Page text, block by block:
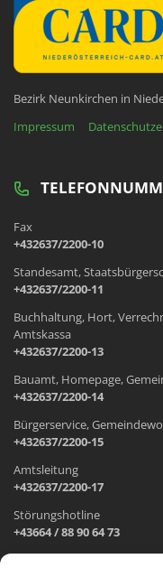
Bezirk Neunkirchen in
Impressum
Fax
+432637/2200-10
Standesamt,
+432637/2200-11
Buchhaltung, Hort,
Amtskassa
+432637/2200-13
Bauamt, Homepage,
+432637/2200-14
Bürgerservice,
+432637/2200-15
Amtsleitung
+432637/2200-17
Störungshotline
+43664 / 88 90 64 73